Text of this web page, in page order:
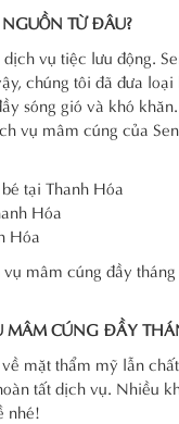
TỪ ĐÂU?
vụ tiệc lưu động.
chúng tôi đã đưa
sóng gió và khó
vụ mâm cúng của
tại Thanh Hóa
Hóa
Hóa
mâm cúng đầy
CÚNG ĐẦY
mặt thẩm mỹ lẫn
tất dịch vụ. Nhiều
nhé!